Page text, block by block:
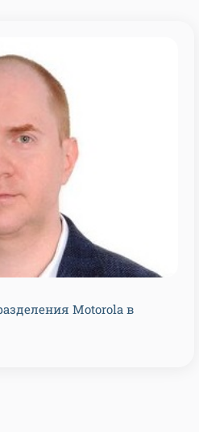
Motorola в